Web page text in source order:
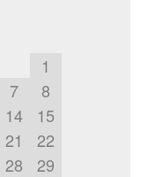
1
7
8
14
15
21
22
28
29